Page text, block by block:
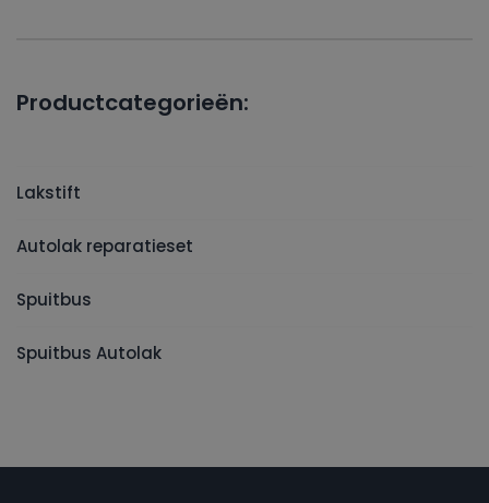
Productcategorieën:
Lakstift
Autolak reparatieset
Spuitbus
Spuitbus Autolak